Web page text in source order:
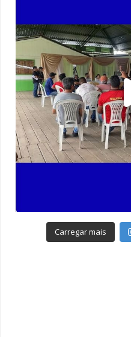
Carregar mais